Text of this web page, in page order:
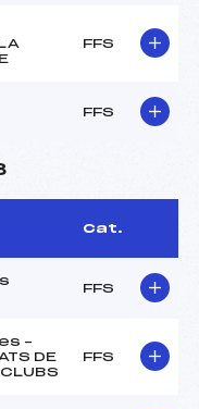
FFS
FFS
Cat.
FFS
–
DE
FFS